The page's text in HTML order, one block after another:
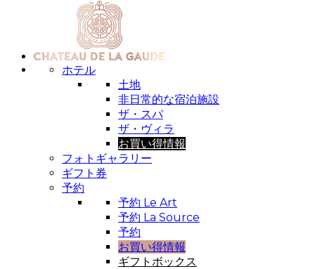
ホテル
土地
非日常的な宿泊施設
ザ・スパ
ザ・ヴィラ
お買い得情報
フォトギャラリー
ギフト券
予約
予約 Le Art
予約 La Source
予約
お買い得情報
ギフトボックス